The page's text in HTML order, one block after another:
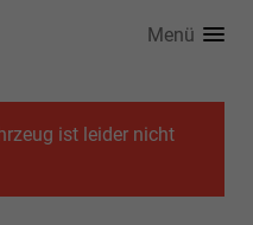
Menü
ist leider nicht